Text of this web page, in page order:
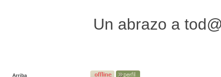
Un abrazo a
Arriba